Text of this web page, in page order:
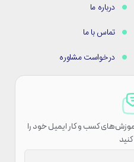
درباره ما
تماس با ما
درخواست مشاوره
کسب و کار ایمیل خود را